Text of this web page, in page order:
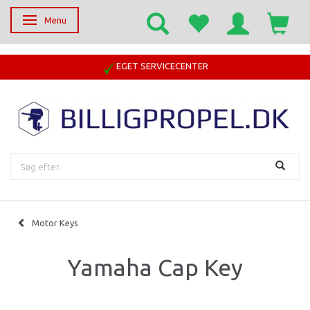
Skifte navigation
Menu
EGET SERVICECENTER
Motor Keys
Yamaha Cap Key